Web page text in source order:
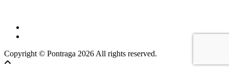
Copyright © Pontraga 2026 All rights reserved.